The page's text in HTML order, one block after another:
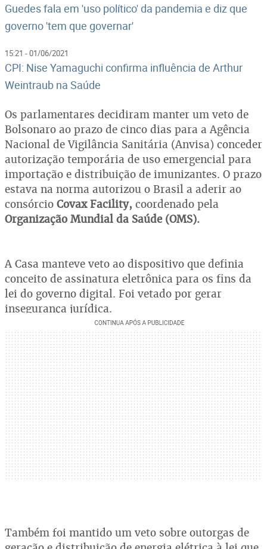
Guedes fala em 'uso político' da pandemia e diz que
governo 'tem que governar'
15:21 - 01/06/2021
CPI: Nise Yamaguchi confirma influência de Arthur
Weintraub na Saúde
Os parlamentares decidiram manter um veto de
Bolsonaro ao prazo de cinco dias para a Agência
Nacional de Vigilância Sanitária (Anvisa) conceder
autorização temporária de uso emergencial para
importação e distribuição de imunizantes. O prazo
estava na norma autorizou o Brasil a aderir ao
consórcio Covax Facility, coordenado pela
Organização Mundial da Saúde (OMS).
A Casa manteve veto ao dispositivo que definia
conceito de assinatura eletrônica para os fins da
lei do governo digital. Foi vetado por gerar
insegurança jurídica.
Também foi mantido um veto sobre outorgas de